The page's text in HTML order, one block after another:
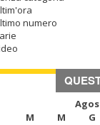
numero
M M G